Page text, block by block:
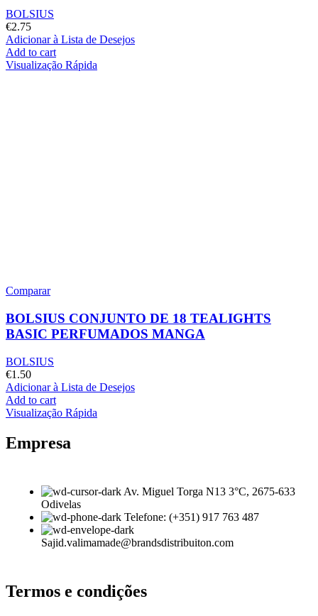
BOLSIUS
€2.75
Adicionar à Lista de Desejos
Add to cart
Visualização Rápida
Comparar
BOLSIUS CONJUNTO DE 18 TEALIGHTS
BASIC PERFUMADOS MANGA
BOLSIUS
€1.50
Adicionar à Lista de Desejos
Add to cart
Visualização Rápida
Empresa
Av. Miguel Torga N13 3°C, 2675-633
Odivelas
Telefone: (+351) 917 763 487
Sajid.valimamade@brandsdistribuiton.com
Termos e condições